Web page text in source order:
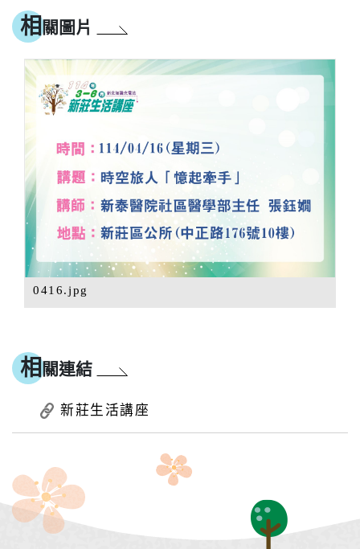
相 關圖片
0416.jpg
相 關連結
新莊生活講座